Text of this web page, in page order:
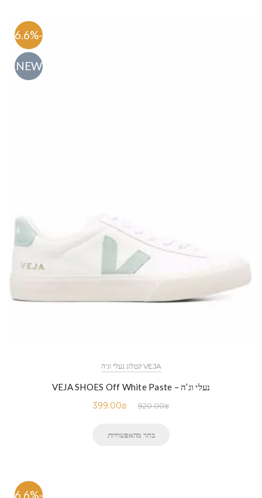
-56.6%
NEW
VEJA קטלוג נעלי וג'ה
נעלי וג’ה – VEJA SHOES Off White Paste
920.00₪
399.00₪
בחר מהאפשרויות
-56.6%